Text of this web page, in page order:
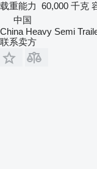
载重能力 60,000 千克
中国
China Heavy Semi
联系卖方